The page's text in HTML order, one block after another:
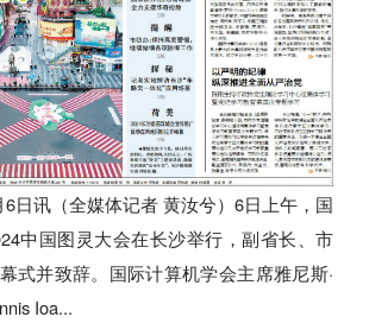
讯（全媒体记者 黄汝兮）6日上午，国
中国图灵大会在长沙举行，副省长、市
式并致辞。国际计算机学会主席雅尼斯·
Ioa...